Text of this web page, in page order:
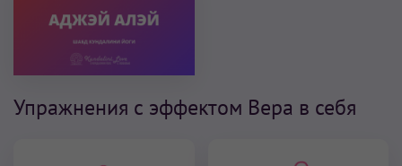
Упражнения с эффектом Вера в себя